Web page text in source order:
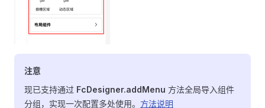
注意
现已支持通过 FcDesigner.addMenu 方法全局导入组件
分组，实现一次配置多处使用。 方法说明